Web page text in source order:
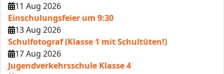
11 Aug 2026
Einschulungsfeier um 9:30
13 Aug 2026
Schulfotograf (Klasse 1 mit Schultüten!)
17 Aug 2026
Jugendverkehrsschule Klasse 4